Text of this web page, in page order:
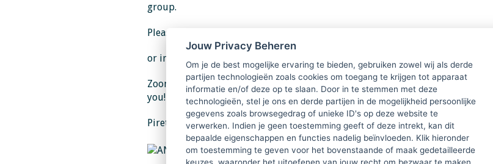
group.
Please register
or inform us at ANSE IIG Page in Facebook
Zoom link will be provided after registration. We are looking forward meeting
you!
Piret Bristol
Jouw Privacy Beheren
Om je de best mogelijke ervaring te bieden, gebruiken zowel wij als derde
partijen technologieën zoals cookies om toegang te krijgen tot apparaat
informatie en/of deze op te slaan. Door in te stemmen met deze
technologieën, stel je ons en derde partijen in de mogelijkheid persoonlijke
gegevens zoals browsegedrag of unieke ID's op deze website te
verwerken. Indien je geen toestemming geeft of deze intrekt, kan dit
bepaalde eigenschappen en functies nadelig beïnvloeden. Klik hieronder
om toestemming te geven voor het bovenstaande of maak gedetailleerde